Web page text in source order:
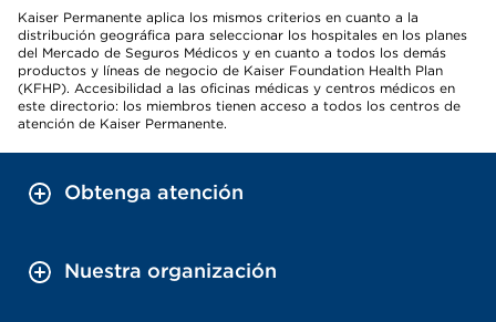
Kaiser Permanente aplica los mismos criterios en cuanto a la
distribución geográfica para seleccionar los hospitales en los planes
del Mercado de Seguros Médicos y en cuanto a todos los demás
productos y líneas de negocio de Kaiser Foundation Health Plan
(KFHP). Accesibilidad a las oficinas médicas y centros médicos en
este directorio: los miembros tienen acceso a todos los centros de
atención de Kaiser Permanente.
Obtenga atención
Nuestra organización